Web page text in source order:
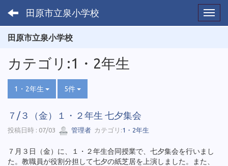
田原市立泉小学校
田原市立泉小学校
カテゴリ:1・2年生
1・2年生 5件
７/３（金）１・２年生 七夕集会
投稿日時 : 07/03 管理者 カテゴリ:1・2年生
７月３日（金）に、１・２年生合同授業で、七夕集会を行いまし
た。教職員が役割分担して七夕の紙芝居を上演しました。また、